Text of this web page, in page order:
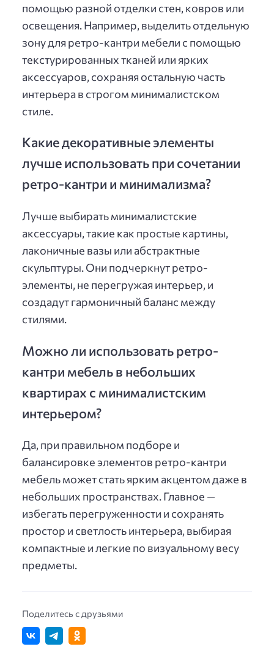
помощью разной отделки стен, ковров или
освещения. Например, выделить отдельную
зону для ретро-кантри мебели с помощью
текстурированных тканей или ярких
аксессуаров, сохраняя остальную часть
интерьера в строгом минималистском
стиле.
Какие декоративные элементы
лучше использовать при сочетании
ретро-кантри и минимализма?
Лучше выбирать минималистские
аксессуары, такие как простые картины,
лаконичные вазы или абстрактные
скульптуры. Они подчеркнут ретро-
элементы, не перегружая интерьер, и
создадут гармоничный баланс между
стилями.
Можно ли использовать ретро-
кантри мебель в небольших
квартирах с минималистским
интерьером?
Да, при правильном подборе и
балансировке элементов ретро-кантри
мебель может стать ярким акцентом даже в
небольших пространствах. Главное —
избегать перегруженности и сохранять
простор и светлость интерьера, выбирая
компактные и легкие по визуальному весу
предметы.
Поделитесь с друзьями